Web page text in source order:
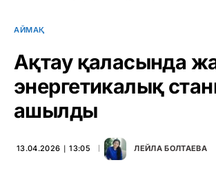
АЙМАҚ
Ақтау қаласында
энергетикалық
ашылды
13.04.2026 ∣ 13:05 ЛЕЙЛА БОЛТАЕВА